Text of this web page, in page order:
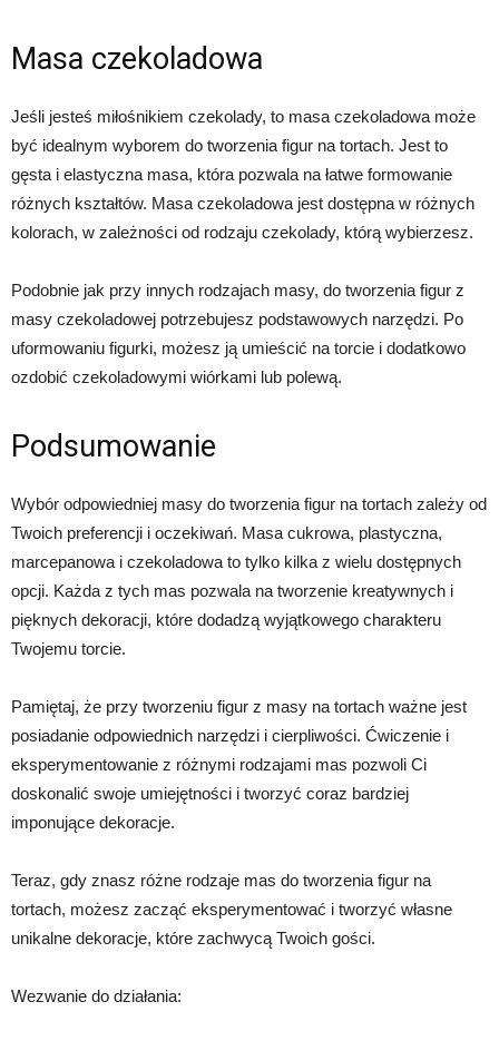
Masa czekoladowa
Jeśli jesteś miłośnikiem czekolady, to masa czekoladowa może
być idealnym wyborem do tworzenia figur na tortach. Jest to
gęsta i elastyczna masa, która pozwala na łatwe formowanie
różnych kształtów. Masa czekoladowa jest dostępna w różnych
kolorach, w zależności od rodzaju czekolady, którą wybierzesz.
Podobnie jak przy innych rodzajach masy, do tworzenia figur z
masy czekoladowej potrzebujesz podstawowych narzędzi. Po
uformowaniu figurki, możesz ją umieścić na torcie i dodatkowo
ozdobić czekoladowymi wiórkami lub polewą.
Podsumowanie
Wybór odpowiedniej masy do tworzenia figur na tortach zależy od
Twoich preferencji i oczekiwań. Masa cukrowa, plastyczna,
marcepanowa i czekoladowa to tylko kilka z wielu dostępnych
opcji. Każda z tych mas pozwala na tworzenie kreatywnych i
pięknych dekoracji, które dodadzą wyjątkowego charakteru
Twojemu torcie.
Pamiętaj, że przy tworzeniu figur z masy na tortach ważne jest
posiadanie odpowiednich narzędzi i cierpliwości. Ćwiczenie i
eksperymentowanie z różnymi rodzajami mas pozwoli Ci
doskonalić swoje umiejętności i tworzyć coraz bardziej
imponujące dekoracje.
Teraz, gdy znasz różne rodzaje mas do tworzenia figur na
tortach, możesz zacząć eksperymentować i tworzyć własne
unikalne dekoracje, które zachwycą Twoich gości.
Wezwanie do działania: